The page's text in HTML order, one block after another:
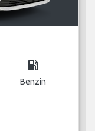
local_gas_station
Benzin